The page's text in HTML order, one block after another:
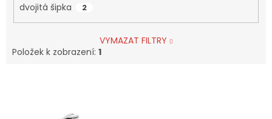
dvojitá šipka 2
VYMAZAT FILTRY
Položek k zobrazení: 1